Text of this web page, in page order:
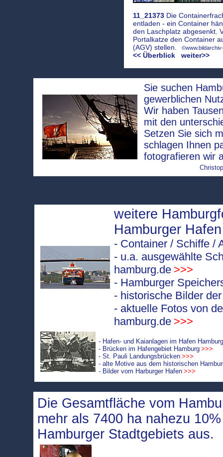
11_21373Die
entladen - ein Container
den Laschplatz abgesenkt.
Portalkatze den Container
(AGV) stellen.
<< Überblick weiter>>
Sie suchen
gewerblichen
Wir haben
mit den
Setzen Sie sich
schlagen Ihnen
fotografieren wir
weitere
Hamburger Hafen
- Container / Schiffe /
- u.a. ausgewählte
hamburg.de >>>
- Hamburger
- historische Bilder
- aktuelle Fotos von
hamburg.de >>>
- Hafen- und Kaianlagen im Hafen
- Brücken im Hafengebiet Hamburg >>>
- St. Pauli Landungsbrücken >>>
- alte Motive aus dem historischen
- Bilder vom Harburger Hafen >>>
Die Gesamtfläche vom
mehr als 7400 ha nahezu
Hamburger Stadtgebiets aus.